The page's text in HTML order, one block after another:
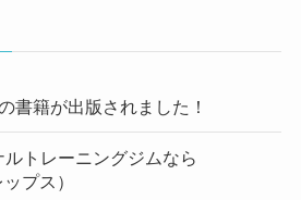
書籍が出版されました！
トレーニングジムなら
プス）